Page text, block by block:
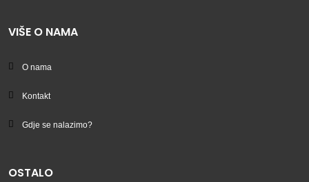
VIŠE O NAMA
O nama
Kontakt
Gdje se nalazimo?
OSTALO